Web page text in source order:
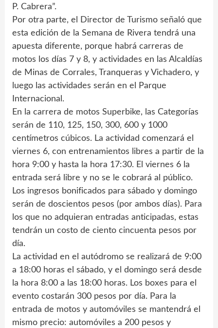
P. Cabrera”.
Por otra parte, el Director de Turismo señaló que
esta edición de la Semana de Rivera tendrá una
apuesta diferente, porque habrá carreras de
motos los días 7 y 8, y actividades en las Alcaldías
de Minas de Corrales, Tranqueras y Vichadero, y
luego las actividades serán en el Parque
Internacional.
En la carrera de motos Superbike, las Categorías
serán de 110, 125, 150, 300, 600 y 1000
centímetros cúbicos. La actividad comenzará el
viernes 6, con entrenamientos libres a partir de la
hora 9:00 y hasta la hora 17:30. El viernes 6 la
entrada será libre y no se le cobrará al público.
Los ingresos bonificados para sábado y domingo
serán de doscientos pesos (por ambos días). Para
los que no adquieran entradas anticipadas, estas
tendrán un costo de ciento cincuenta pesos por
día.
La actividad en el autódromo se realizará de 9:00
a 18:00 horas el sábado, y el domingo será desde
la hora 8:00 a las 18:00 horas. Los boxes para el
evento costarán 300 pesos por día. Para la
entrada de motos y automóviles se mantendrá el
mismo precio: automóviles a 200 pesos y